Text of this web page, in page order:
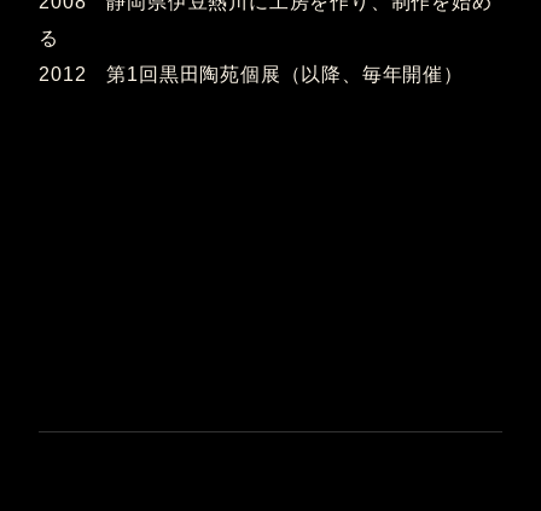
る
2012 第1回黒田陶苑個展（以降、毎年開催）